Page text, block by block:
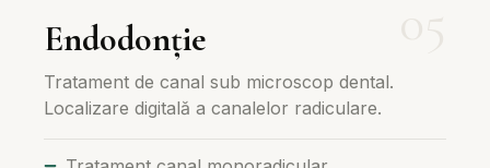
Endodonție
Tratament de canal sub microscop dental.
Localizare digitală a canalelor radiculare.